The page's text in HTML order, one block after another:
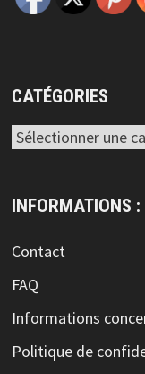
CATÉGORIES
Catégories
INFORMATIONS :
Contact
FAQ
Informations
Politique de